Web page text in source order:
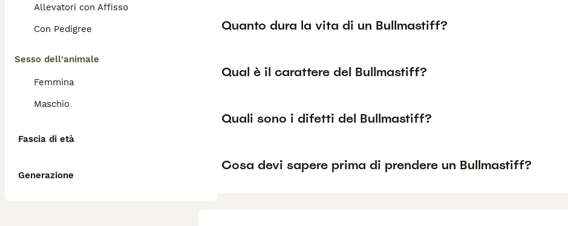
Allevatori con Affisso
Con Pedigree
Sesso dell'animale
Femmina
Maschio
Fascia di età
Generazione
Quanto dura la vita di un Bullmastiff?
Qual è il carattere del Bullmastiff?
Quali sono i difetti del Bullmastiff?
Cosa devi sapere prima di prendere un Bullmastiff?